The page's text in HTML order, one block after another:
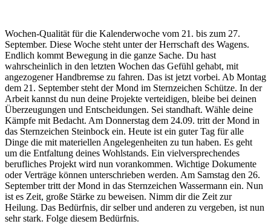
Wochen-Qualität für die Kalenderwoche vom 21. bis zum 27.
September. Diese Woche steht unter der Herrschaft des Wagens.
Endlich kommt Bewegung in die ganze Sache. Du hast
wahrscheinlich in den letzten Wochen das Gefühl gehabt, mit
angezogener Handbremse zu fahren. Das ist jetzt vorbei. Ab Montag
dem 21. September steht der Mond im Sternzeichen Schütze. In der
Arbeit kannst du nun deine Projekte verteidigen, bleibe bei deinen
Überzeugungen und Entscheidungen. Sei standhaft. Wähle deine
Kämpfe mit Bedacht. Am Donnerstag dem 24.09. tritt der Mond in
das Sternzeichen Steinbock ein. Heute ist ein guter Tag für alle
Dinge die mit materiellen Angelegenheiten zu tun haben. Es geht
um die Entfaltung deines Wohlstands. Ein vielversprechendes
berufliches Projekt wird nun vorankommen. Wichtige Dokumente
oder Verträge können unterschrieben werden. Am Samstag den 26.
September tritt der Mond in das Sternzeichen Wassermann ein. Nun
ist es Zeit, große Stärke zu beweisen. Nimm dir die Zeit zur
Heilung. Das Bedürfnis, dir selber und anderen zu vergeben, ist nun
sehr stark. Folge diesem Bedürfnis.